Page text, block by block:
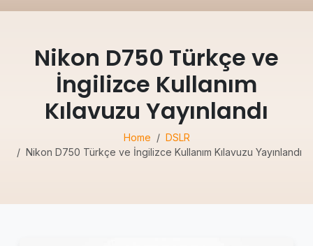
Nikon D750 Türkçe ve
İngilizce Kullanım
Kılavuzu Yayınlandı
Home
DSLR
Nikon D750 Türkçe ve İngilizce Kullanım Kılavuzu Yayınlandı